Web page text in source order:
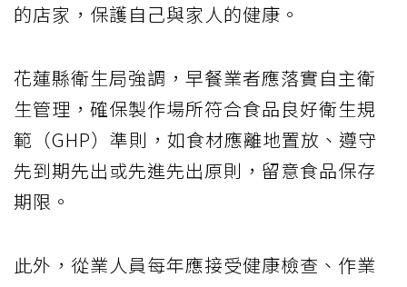
的店家，保護自己與家人的健康。
花蓮縣衛生局強調，早餐業者應落實自主衛
生管理，確保製作場所符合食品良好衛生規
範（GHP）準則，如食材應離地置放、遵守
先到期先出或先進先出原則，留意食品保存
期限。
此外，從業人員每年應接受健康檢查、作業